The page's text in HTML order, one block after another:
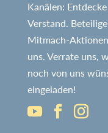
Kanälen:
Verstand.
Mitmach-
uns. Verrate uns,
noch von uns
eingeladen!